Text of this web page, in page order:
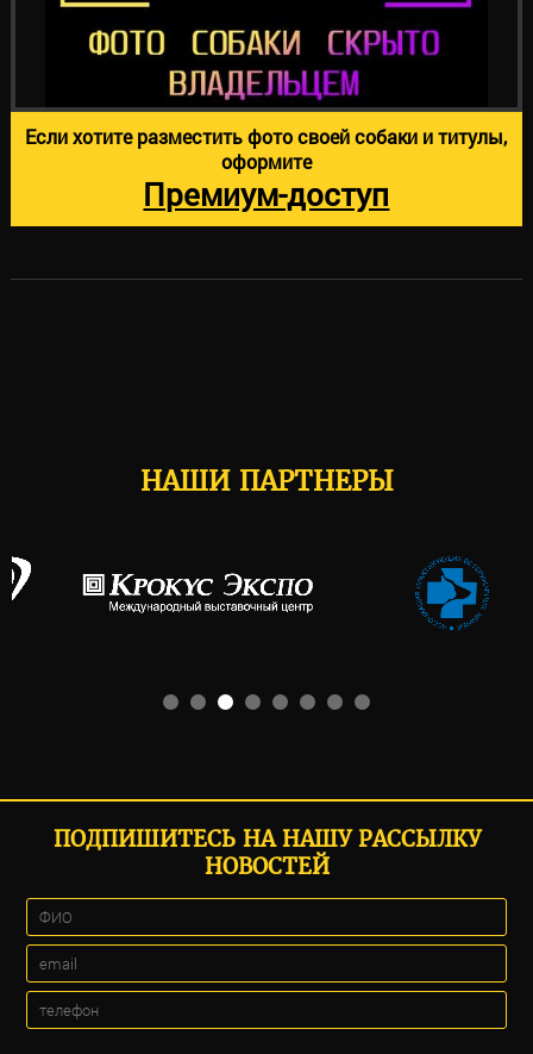
Если хотите разместить фото своей собаки и титулы,
оформите
Премиум-доступ
НАШИ ПАРТНЕРЫ
ПОДПИШИТЕСЬ НА НАШУ РАССЫЛКУ
НОВОСТЕЙ